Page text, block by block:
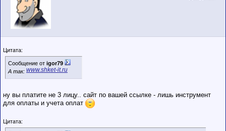
Цитата:
Сообщение от igor79
А так: www.shket-it.ru
ну вы платите не 3 лицу.. сайт по вашей ссылке - лишь инструмент
для оплаты и учета оплат
Цитата: